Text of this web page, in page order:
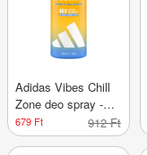
Adidas Vibes Chill
Zone deo spray -
150 ml
679 Ft 912 Ft